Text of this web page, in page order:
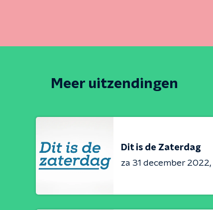
Meer uitzendingen
Dit is de Zaterdag
za 31 december 2022